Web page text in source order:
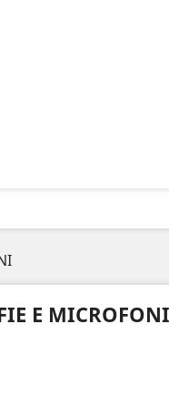
E MICROFONI